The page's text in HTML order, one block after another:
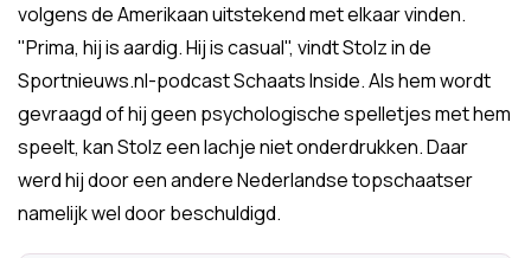
volgens de Amerikaan uitstekend met elkaar vinden.
"Prima, hij is aardig. Hij is casual", vindt Stolz in de
Sportnieuws.nl-podcast Schaats Inside. Als hem wordt
gevraagd of hij geen psychologische spelletjes met hem
speelt, kan Stolz een lachje niet onderdrukken. Daar
werd hij door een andere Nederlandse topschaatser
namelijk wel door beschuldigd.